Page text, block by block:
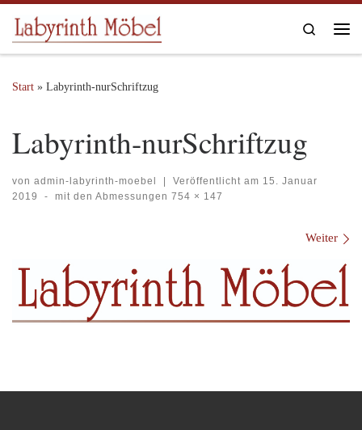
Zum Inhalt springen
Search
Start » Labyrinth-nurSchriftzug
Labyrinth-nurSchriftzug
von admin-labyrinth-moebel | Veröffentlicht am 15. Januar
2019
- mit den Abmessungen 754 × 147
Weiter